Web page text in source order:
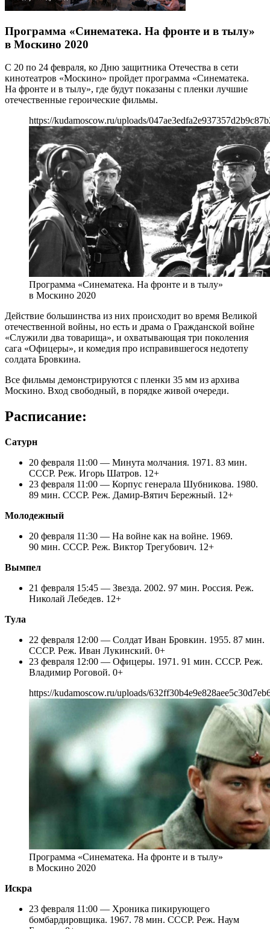
Программа «Синематека. На фронте и в тылу»
в Москино 2020
С 20 по 24 февраля, ко Дню защитника Отечества в сети
кинотеатров «Москино» пройдет программа «Синематека.
На фронте и в тылу», где будут показаны с пленки лучшие
отечественные героические фильмы.
https://kudamoscow.ru/uploads/
Программа «Синематека. На фронте и в тылу»
в Москино 2020
Действие большинства из них происходит во время Великой
отечественной войны, но есть и драма о Гражданской войне
«Служили два товарища», и охватывающая три поколения
сага «Офицеры», и комедия про исправившегося недотепу
солдата Бровкина.
Все фильмы демонстрируются с пленки 35 мм из архива
Москино. Вход свободный, в порядке живой очереди.
Расписание:
Сатурн
20 февраля 11:00 — Минута молчания. 1971. 83 мин.
СССР. Реж. Игорь Шатров. 12+
23 февраля 11:00 — Корпус генерала Шубникова. 1980.
89 мин. СССР. Реж. Дамир-Вятич Бережный. 12+
Молодежный
20 февраля 11:30 — На войне как на войне. 1969.
90 мин. СССР. Реж. Виктор Трегубович. 12+
Вымпел
21 февраля 15:45 — Звезда. 2002. 97 мин. Россия. Реж.
Николай Лебедев. 12+
Тула
22 февраля 12:00 — Солдат Иван Бровкин. 1955. 87 мин.
СССР. Реж. Иван Лукинский. 0+
23 февраля 12:00 — Офицеры. 1971. 91 мин. СССР. Реж.
Владимир Роговой. 0+
https://kudamoscow.ru/uploads/
Программа «Синематека. На фронте и в тылу»
в Москино 2020
Искра
23 февраля 11:00 — Хроника пикирующего
бомбардировщика. 1967. 78 мин. СССР. Реж. Наум